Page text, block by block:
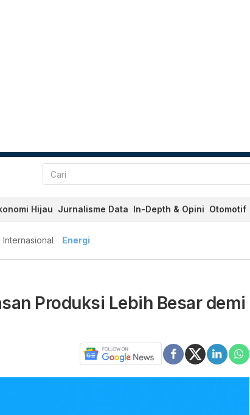
Hijau Jurnalisme Data In-Depth & Opini Otomotif
Internasional Energi
Produksi Lebih Besar demi